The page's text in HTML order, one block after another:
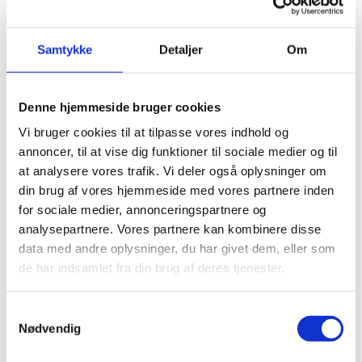
Samtykke Detaljer Om
Denne hjemmeside bruger cookies
Vi bruger cookies til at tilpasse vores indhold og
annoncer, til at vise dig funktioner til sociale medier og til
at analysere vores trafik. Vi deler også oplysninger om
din brug af vores hjemmeside med vores partnere inden
for sociale medier, annonceringspartnere og
analysepartnere. Vores partnere kan kombinere disse
data med andre oplysninger, du har givet dem, eller som
de har indsamlet fra din brug af deres tjenester.
Nødvendig
på gymnasialt niveau i eux-forløb for at støtte lærerne i
deres arbejde med at skabe sammenhæng mellem
grundfagsundervisningen og erhvervsuddannelsen.
Undervisningens fag og grundfag
Undervisningen på eux-forløb består af to hovedtyper af fag:
Uddannelsesspecifikke fag og grundfag.
Grundfagene på eux følger to regelsæt. Fag på C-niveau i
grundforløbet reguleres i grundfagsbekendtgørelsen.
Fag på hovedforløbene følger som udgangspunkt
bekendtgørelse om de gymnasiale uddannelser eller
bekendtgørelse om særlige gymnasiale fag mv. til brug for
eux-forløb, jf. bekendtgørelse om krav til udformning af eux-
Indholdet i de uddannelsesspecifikke fag reguleres i den